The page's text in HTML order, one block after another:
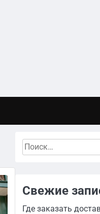
Найти:
Свежие
Где заказать